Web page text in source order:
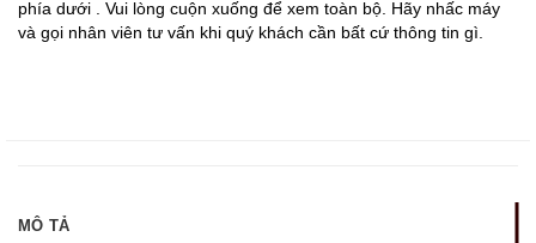
phía dưới . Vui lòng cuộn xuống để xem toàn bộ. Hãy nhấc máy
và gọi nhân viên tư vấn khi quý khách cần bất cứ thông tin gì.
MÔ TẢ